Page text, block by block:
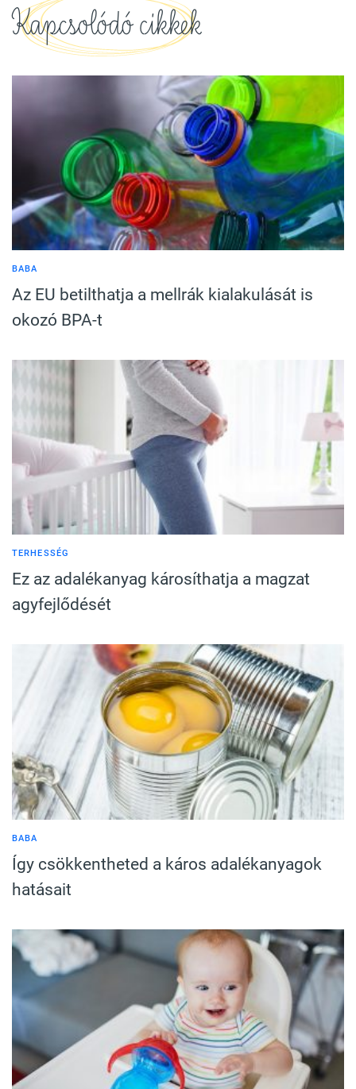
Kapcsolódó cikkek
BABA
Az EU betilthatja a mellrák kialakulását is
okozó BPA-t
TERHESSÉG
Ez az adalékanyag károsíthatja a magzat
agyfejlődését
BABA
Így csökkentheted a káros adalékanyagok
hatásait